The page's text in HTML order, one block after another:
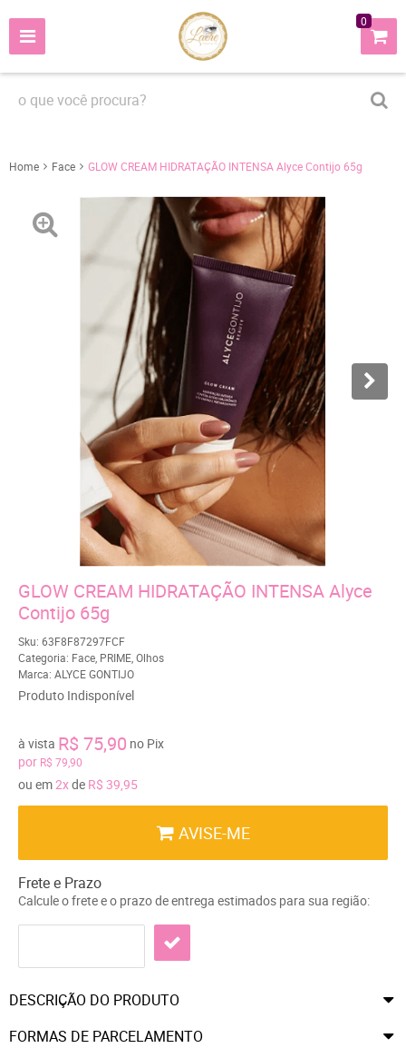
0
Home Face GLOW CREAM HIDRATAÇÃO INTENSA Alyce Contijo 65g
GLOW CREAM HIDRATAÇÃO INTENSA Alyce
Contijo 65g
Sku: 63F8F87297FCF
Categoria: Face PRIME Olhos
Marca: ALYCE GONTIJO
Produto Indisponível
por R$ 79,90
à vista R$ 75,90 no Pix
ou em2xde R$ 39,95
AVISE-ME
Frete e Prazo
Calcule o frete e o prazo de entrega estimados para sua região:
DESCRIÇÃO DO PRODUTO
FORMAS DE PARCELAMENTO